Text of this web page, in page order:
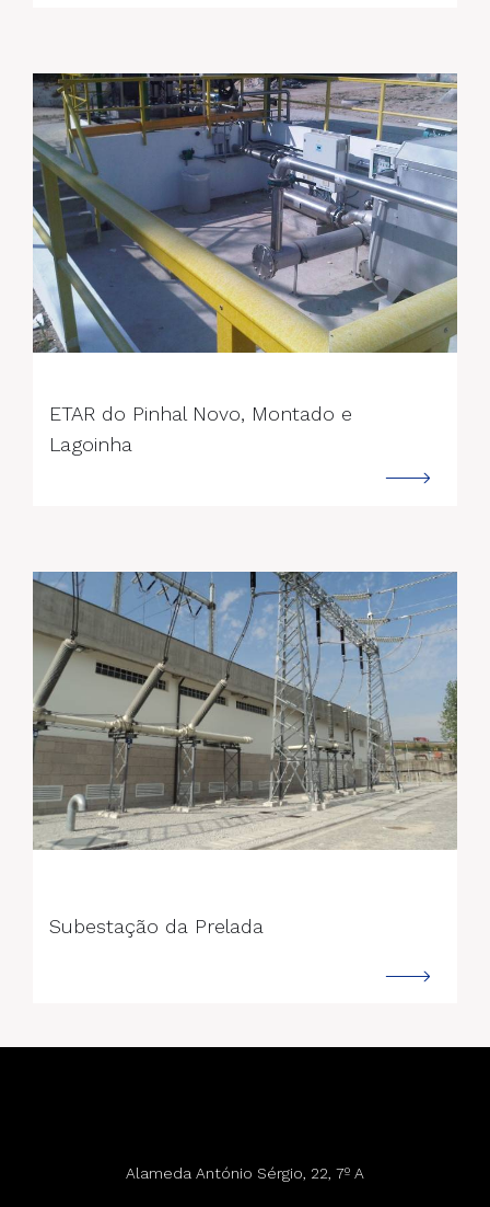
ETAR do Pinhal Novo, Montado e
Lagoinha
Subestação da Prelada
Alameda António Sérgio, 22, 7º A